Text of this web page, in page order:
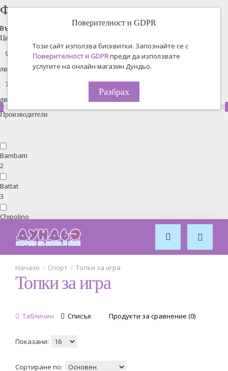
Филтрирано търсене
Възстановяване на всички
Цена
лв. -
лв.
Производители
Bambam
2
Battat
3
Chipolino
Djeco
2
Infantino
Melissa and Doug
Поверителност и GDPR
Този сайт използва бисквитки. Запознайте се с
Поверителност и GDPRпреди да използвате
услугите на онлайн магазин Дундьо.
Разбрах
Спорт Топки за игра
Топки за игра
Табличен Списък Продукти за сравнение (0)
Показани:
Сортиране по: